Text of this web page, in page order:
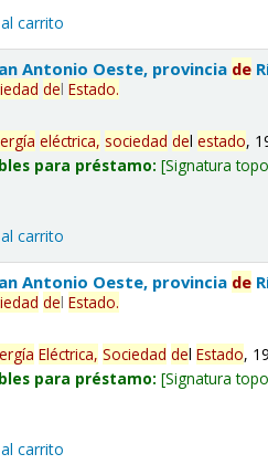
carrito
Antonio Oeste, provincia de
delEstado.
eléctrica, sociedad delestado,
para préstamo: Signatura
carrito
Antonio Oeste, provincia de
delEstado.
Eléctrica, Sociedad delEstado,
para préstamo: Signatura
carrito